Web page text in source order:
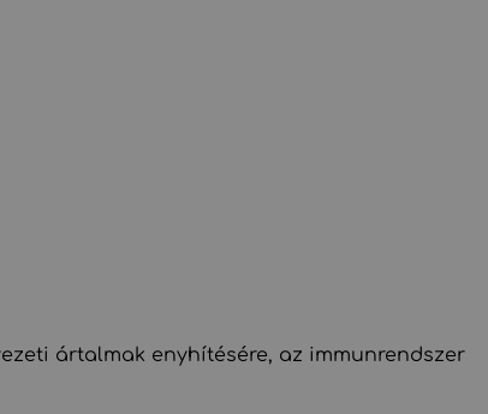
ártalmak enyhítésére, az immunrendszer